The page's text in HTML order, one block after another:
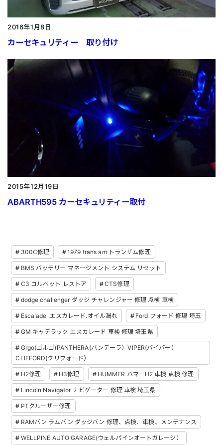
2016年1月8日
カーセキュリティー 取り付け
2015年12月19日
ABARTH595 カーセキュリティー取付
300C修理 1979 trans am トランザム修理
BMS バッテリー マネージメント システム リセット
C3 コルベット レストア CTS修理
dodge challenger ダッジ チャレンジャー 修理 点検 車検
Escalade .エスカレード.オイル漏れ Ford フォード 修理 埼玉
GM キャデラック エスカレード 車検 修理 埼玉県
Grgo(ゴルゴ)PANTHERA(パンテーラ）VIPER(バイパー）
CLIFFORD(クリフォード）
H2修理 H3修理 HUMMER ハマーH2 車検 点検 修理
Lincoln Navigator ナビゲーター 修理 車検 埼玉県
PTクルーザー修理
RAMバン ラムバン ダッジバン 修理、点検、車検、メンテナンス
WELLPINE AUTO GARAGE(ウェルパインオートガレージ）